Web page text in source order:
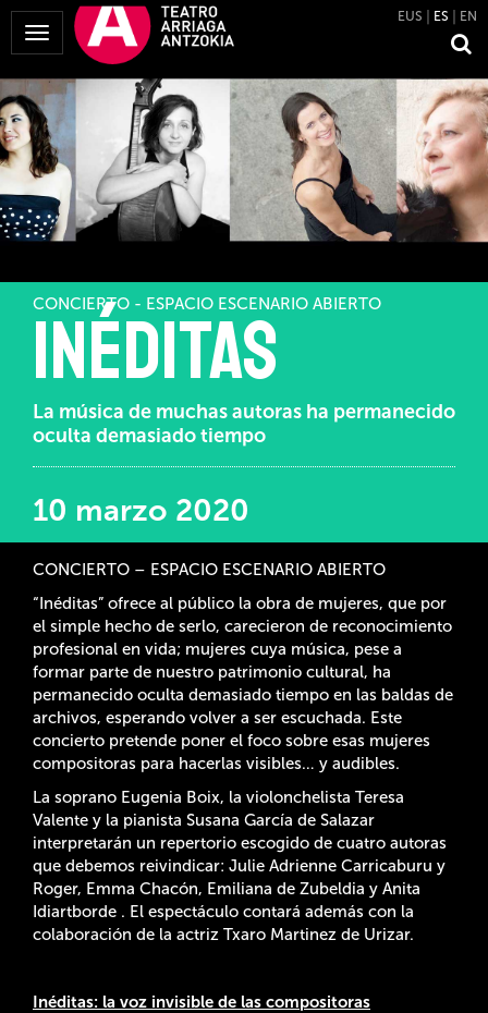
Mostrar
Menú
EUS ES EN
CONCIERTO - ESPACIO ESCENARIO ABIERTO
Inéditas
La música de muchas autoras ha permanecido
oculta demasiado tiempo
10 marzo 2020
CONCIERTO – ESPACIO ESCENARIO ABIERTO
“Inéditas” ofrece al público la obra de mujeres, que por
el simple hecho de serlo, carecieron de reconocimiento
profesional en vida; mujeres cuya música, pese a
formar parte de nuestro patrimonio cultural, ha
permanecido oculta demasiado tiempo en las baldas de
archivos, esperando volver a ser escuchada. Este
concierto pretende poner el foco sobre esas mujeres
compositoras para hacerlas visibles… y audibles.
La soprano Eugenia Boix, la violonchelista Teresa
Valente y la pianista Susana García de Salazar
interpretarán un repertorio escogido de cuatro autoras
que debemos reivindicar: Julie Adrienne Carricaburu y
Roger, Emma Chacón, Emiliana de Zubeldia y Anita
Idiartborde . El espectáculo contará además con la
colaboración de la actriz Txaro Martinez de Urizar.
Inéditas: la voz invisible de las compositoras